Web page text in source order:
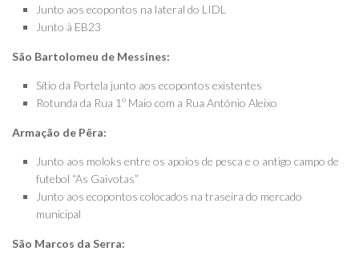
Junto aos ecopontos na lateral do LIDL
Junto à EB23
São Bartolomeu de Messines:
Sítio da Portela junto aos ecopontos existentes
Rotunda da Rua 1º Maio com a Rua António Aleixo
Armação de Pêra:
Junto aos moloks entre os apoios de pesca e o antigo campo de
futebol “As Gaivotas”
Junto aos ecopontos colocados na traseira do mercado
municipal
São Marcos da Serra: